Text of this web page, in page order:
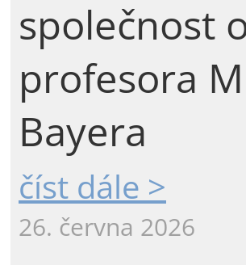
společnost
profesora
Bayera
číst dále >
26. června 2026